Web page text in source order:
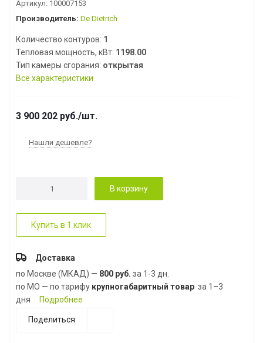
Артикул: 100007153
Производитель: De Dietrich
Количество контуров: 1
Тепловая мощность, кВт: 1198.00
Тип камеры сгорания: открытая
Все характеристики
3 900 202 руб./шт.
Нашли дешевле?
В корзину
Купить в 1 клик
Доставка
по Москве (МКАД) — 800 руб. за 1-3 дн.
по МО — по тарифу крупногабаритный товар за 1–3
дня
Подробнее
Поделиться